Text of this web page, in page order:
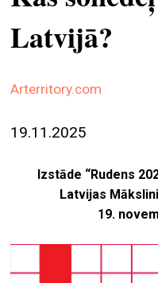
Latvijā?
Arterritory.com
19.11.2025
Izstāde “Rudens
Latvijas
19.